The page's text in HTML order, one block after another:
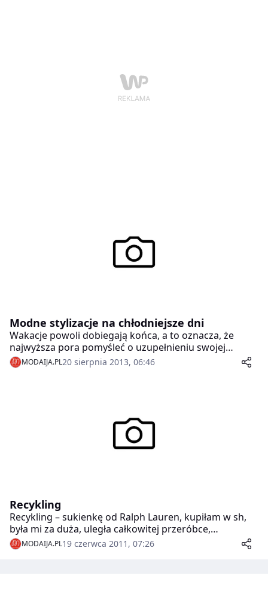
Modne stylizacje na chłodniejsze dni
Wakacje powoli dobiegają końca, a to oznacza, że
najwyższa pora pomyśleć o uzupełnieniu swojej
garderoby o nieco cieplejsze rzeczy: grubsze kurtki,
bluzy, skórzane botki czy wełniane kapelusze. Tylko jak
MODAIJA.PL20 sierpnia 2013, 06:46
Recykling
Recykling – sukienkę od Ralph Lauren, kupiłam w sh,
była mi za duża, uległa całkowitej przeróbce,
ramoneska – skóra eko, też uległa przeróbce.
MODAIJA.PL19 czerwca 2011, 07:26